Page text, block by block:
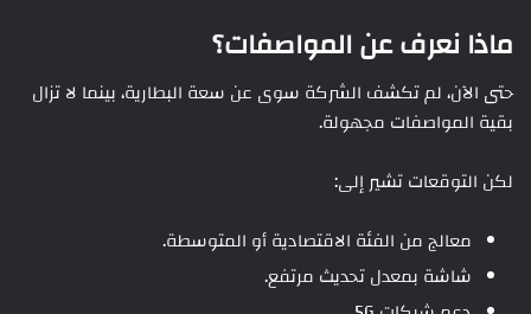
ماذا نعرف عن المواصفات؟
حتى الآن، لم تكشف الشركة سوى عن سعة البطارية، بينما لا تزال
بقية المواصفات مجهولة.
لكن التوقعات تشير إلى:
معالج من الفئة الاقتصادية أو المتوسطة.
شاشة بمعدل تحديث مرتفع.